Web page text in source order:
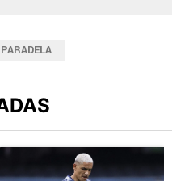
"Erik Lira habría
Un artículo de tendencia con